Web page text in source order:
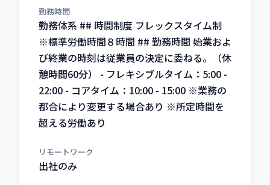
勤務時間
勤務体系 ## 時間制度 フレックスタイム制
※標準労働時間８時間 ## 勤務時間 始業およ
び終業の時刻は従業員の決定に委ねる。（休
憩時間60分） - フレキシブルタイム：5:00 -
22:00 - コアタイム：10:00 - 15:00 ※業務の
都合により変更する場合あり ※所定時間を
超える労働あり
リモートワーク
出社のみ